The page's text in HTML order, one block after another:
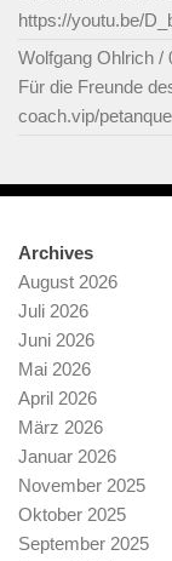
https://youtu.be/
Wolfgang Ohlrich /
Für die Freunde
coach.vip/
Archives
August 2026
Juli 2026
Juni 2026
Mai 2026
April 2026
März 2026
Januar 2026
November 2025
Oktober 2025
September 2025